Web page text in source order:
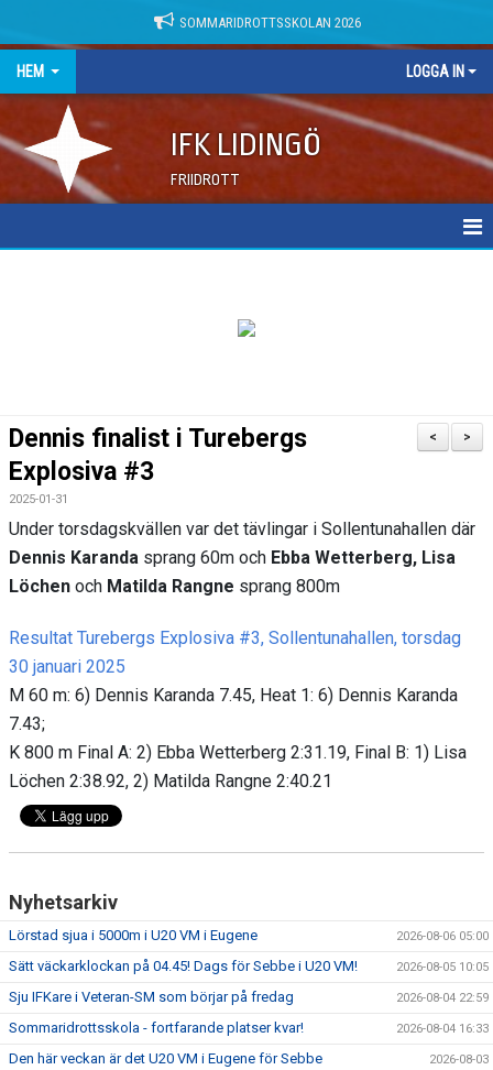
SOMMARIDROTTSSKOLAN 2026
HEM LOGGA IN
IFK LIDINGÖ
FRIIDROTT
>
<
Dennis finalist i Turebergs
Explosiva #3
2025-01-31
Dennis Karanda sprang 60m och Ebba Wetterberg, Lisa
Löchen och Matilda Rangne sprang 800m
Resultat Turebergs Explosiva #3, Sollentunahallen, torsdag
30 januari 2025
M 60 m: 6) Dennis Karanda 7.45, Heat 1: 6) Dennis Karanda
7.43;
K 800 m Final A: 2) Ebba Wetterberg 2:31.19, Final B: 1) Lisa
Löchen 2:38.92, 2) Matilda Rangne 2:40.21
Nyhetsarkiv
Lörstad sjua i 5000m i U20 VM i Eugene 2026-08-06 05:00
Sätt väckarklockan på 04.45! Dags för Sebbe i U20 VM! 2026-08-05 10:05
Sju IFKare i Veteran-SM som börjar på fredag 2026-08-04 22:59
Sommaridrottsskola - fortfarande platser kvar! 2026-08-04 16:33
Den här veckan är det U20 VM i Eugene för Sebbe 2026-08-03